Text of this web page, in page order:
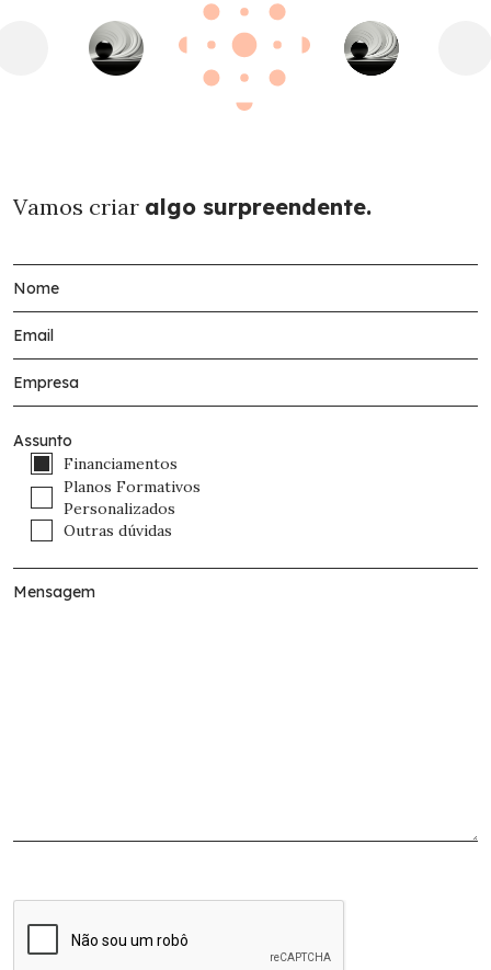
Vamos criar algo surpreendente.
Assunto
Financiamentos
Planos Formativos
Personalizados
Outras dúvidas